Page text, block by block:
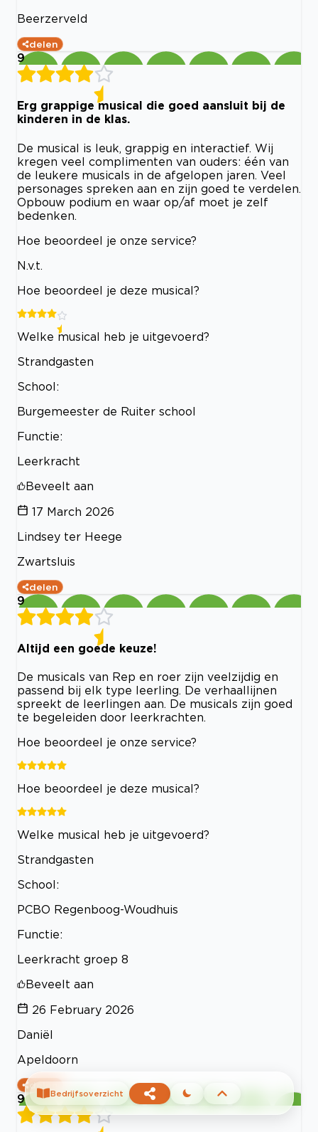
Beerzerveld
delen
9
Erg grappige musical die goed aansluit bij de
kinderen in de klas.
De musical is leuk, grappig en interactief. Wij
kregen veel complimenten van ouders: één van
de leukere musicals in de afgelopen jaren. Veel
personages spreken aan en zijn goed te verdelen.
Opbouw podium en waar op/af moet je zelf
bedenken.
Hoe beoordeel je onze service?
N.v.t.
Hoe beoordeel je deze musical?
Welke musical heb je uitgevoerd?
Strandgasten
School:
Burgemeester de Ruiter school
Functie:
Leerkracht
Beveelt aan
17 March 2026
Lindsey ter Heege
Zwartsluis
delen
9
Altijd een goede keuze!
De musicals van Rep en roer zijn veelzijdig en
passend bij elk type leerling. De verhaallijnen
spreekt de leerlingen aan. De musicals zijn goed
te begeleiden door leerkrachten.
Hoe beoordeel je onze service?
Hoe beoordeel je deze musical?
Welke musical heb je uitgevoerd?
Strandgasten
School:
PCBO Regenboog-Woudhuis
Functie:
Leerkracht groep 8
Beveelt aan
26 February 2026
Daniël
Apeldoorn
delen
9 Bedrijfsoverzicht